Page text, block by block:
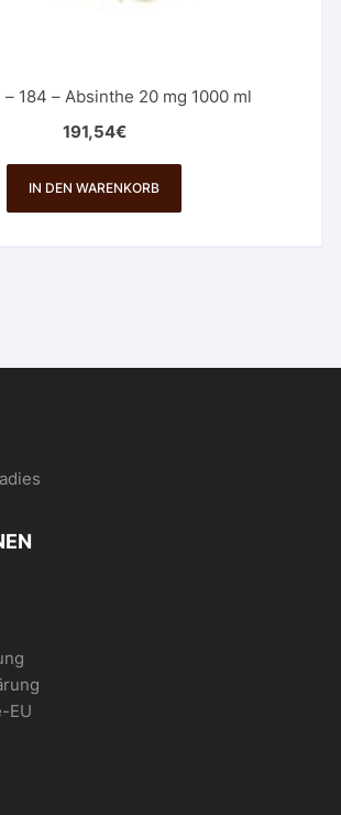
184 – Absinthe 20 mg 1000 ml
191,54€
IN DEN WARENKORB
EU